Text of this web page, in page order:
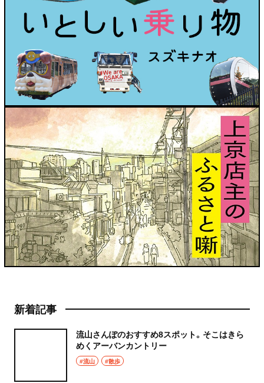
新着記事
流山さんぽのおすすめ8スポット。そこはきら
めくアーバンカントリー
#流山 #散歩